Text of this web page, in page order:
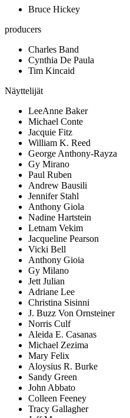
Bruce Hickey
producers
Charles Band
Cynthia De Paula
Tim Kincaid
Näyttelijät
LeeAnne Baker
Michael Conte
Jacquie Fitz
William K. Reed
George Anthony-Rayza
Gy Mirano
Paul Ruben
Andrew Bausili
Jennifer Stahl
Anthony Giola
Nadine Hartstein
Letnam Vekim
Jacqueline Pearson
Vicki Bell
Anthony Gioia
Gy Milano
Jett Julian
Adriane Lee
Christina Sisinni
J. Buzz Von Ornsteiner
Norris Culf
Aleida E. Casanas
Michael Zezima
Mary Felix
Aloysius R. Burke
Sandy Green
John Abbato
Colleen Feeney
Tracy Gallagher